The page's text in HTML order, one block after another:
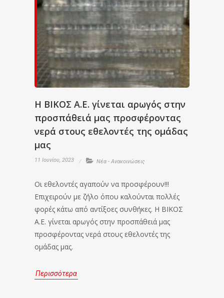
Η ΒΙΚΟΣ Α.Ε. γίνεται αρωγός στην
προσπάθειά μας προσφέροντας
νερά στους εθελοντές της ομάδας
μας
11 Ιουνίου, 2023 Νέα - Ανακοινώσεις
Οι εθελοντές αγαπούν να προσφέρουν!!!
Επιχειρούν με ζήλο όπου καλούνται πολλές
φορές κάτω από αντίξοες συνθήκες. Η ΒΙΚΟΣ
Α.Ε. γίνεται αρωγός στην προσπάθειά μας
προσφέροντας νερά στους εθελοντές της
ομάδας μας.
Περισσότερα